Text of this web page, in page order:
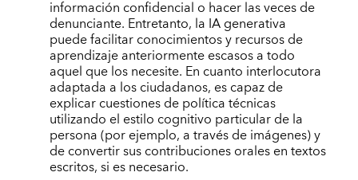
información confidencial o hacer las veces de
denunciante. Entretanto, la IA generativa
puede facilitar conocimientos y recursos de
aprendizaje anteriormente escasos a todo
aquel que los necesite. En cuanto interlocutora
adaptada a los ciudadanos, es capaz de
explicar cuestiones de política técnicas
utilizando el estilo cognitivo particular de la
persona (por ejemplo, a través de imágenes) y
de convertir sus contribuciones orales en textos
escritos, si es necesario.